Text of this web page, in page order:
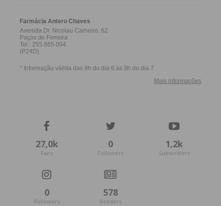
27,0k
Fans
0
Followers
1,2k
Subscribers
0
Followers
578
Readers